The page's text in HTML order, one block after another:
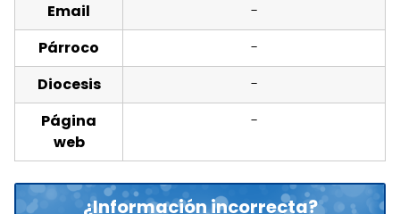
Email
-
Párroco
-
Diocesis
-
Página
web
-
¿Información incorrecta?